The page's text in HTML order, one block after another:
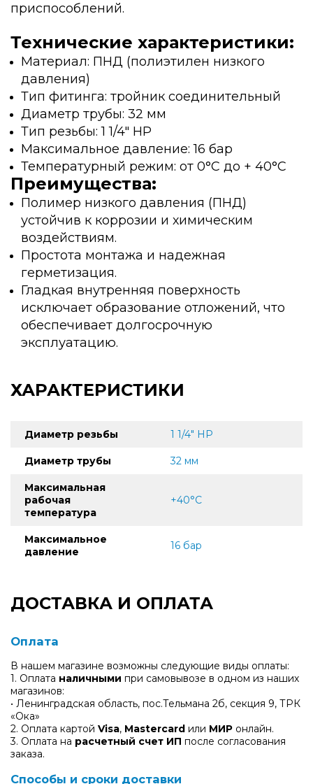
приспособлений.
Технические характеристики:
Материал: ПНД (полиэтилен низкого
давления)
Тип фитинга: тройник соединительный
Диаметр трубы: 32 мм
Тип резьбы: 1 1/4" НР
Максимальное давление: 16 бар
Температурный режим: от 0°C до + 40°C
Преимущества:
Полимер низкого давления (ПНД)
устойчив к коррозии и химическим
воздействиям.
Простота монтажа и надежная
герметизация.
Гладкая внутренняя поверхность
исключает образование отложений, что
обеспечивает долгосрочную
эксплуатацию.
ХАРАКТЕРИСТИКИ
Диаметр резьбы 1 1/4" НР
Диаметр трубы 32 мм
Максимальная
рабочая
температура
+40°С
Максимальное
давление
16 бар
ДОСТАВКА И ОПЛАТА
Оплата
В нашем магазине возможны следующие виды оплаты:
1. Оплата наличными при самовывозе в одном из наших
магазинов:
• Ленинградская область, пос.Тельмана 2б, секция 9, ТРК
«Ока»
2. Оплата картой Visa, Mastercard или МИР онлайн.
3. Оплата на расчетный счет ИП после согласования
заказа.
Способы и сроки доставки